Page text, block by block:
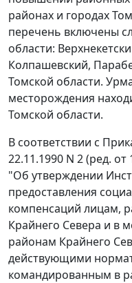
районах и городах
перечень включены
области:
Колпашевский,
Томской области.
месторождения
Томской области.
В соответствии с
22.11.1990 N 2 (ред. от
"Об утверждении
предоставления
компенсаций лицам,
Крайнего Севера и в
районам Крайнего
действующими
командированным в